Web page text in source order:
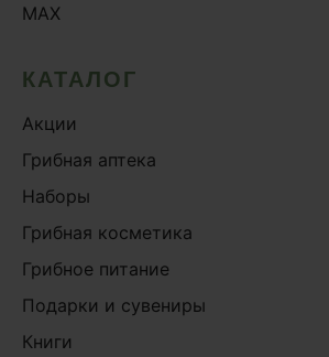
MAX
КАТАЛОГ
Акции
Грибная аптека
Наборы
Грибная косметика
Грибное питание
Подарки и сувениры
Книги